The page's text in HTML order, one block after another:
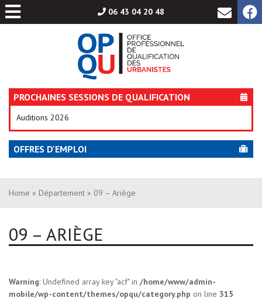
06 43 04 20 48
PROCHAINES SESSIONS DE QUALIFICATION
Auditions 2026
OFFRES D'EMPLOI
Aller
au
Home » Département » 09 – Ariège
09 – ARIÈGE
Warning: Undefined array key "acf" in /home/www/admin-
mobile/wp-content/themes/opqu/category.php on line 315